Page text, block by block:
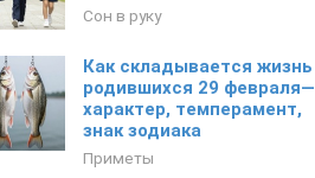
Сон в руку
Как складывается жизнь
родившихся 29 февраля—
характер, темперамент,
знак зодиака
Приметы